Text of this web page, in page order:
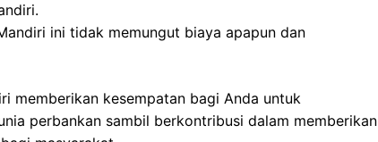
ini tidak memungut biaya apapun dan
memberikan kesempatan bagi Anda untuk
perbankan sambil berkontribusi dalam memberikan